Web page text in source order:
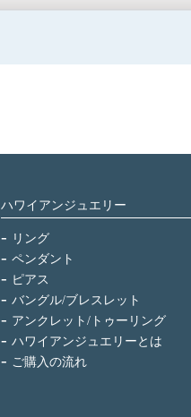
ハワイアンジュエリー
リング
ペンダント
ピアス
バングル/ブレスレット
アンクレット/トゥーリング
ハワイアンジュエリーとは
ご購入の流れ